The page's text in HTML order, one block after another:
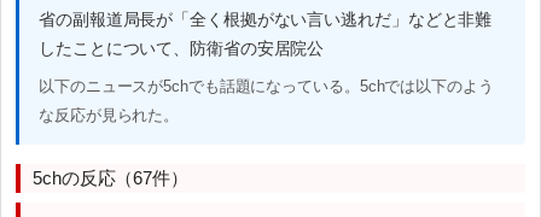
省の副報道局長が「全く根拠がない言い逃れだ」などと非難
したことについて、防衛省の安居院公
以下のニュースが5chでも話題になっている。5chでは以下のよう
な反応が見られた。
5chの反応（67件）